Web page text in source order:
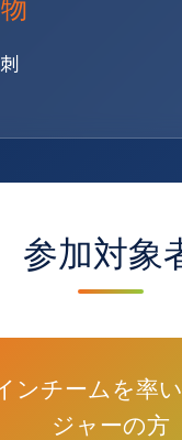
参加対象
ンチームを率
ジャーの方